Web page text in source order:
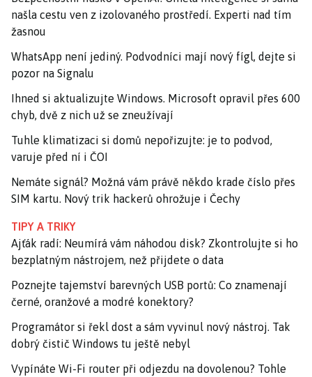
našla cestu ven z izolovaného prostředí. Experti nad tím
žasnou
WhatsApp není jediný. Podvodníci mají nový fígl, dejte si
pozor na Signalu
Ihned si aktualizujte Windows. Microsoft opravil přes 600
chyb, dvě z nich už se zneužívají
Tuhle klimatizaci si domů nepořizujte: je to podvod,
varuje před ní i ČOI
Nemáte signál? Možná vám právě někdo krade číslo přes
SIM kartu. Nový trik hackerů ohrožuje i Čechy
TIPY A TRIKY
Ajťák radí: Neumírá vám náhodou disk? Zkontrolujte si ho
bezplatným nástrojem, než přijdete o data
Poznejte tajemství barevných USB portů: Co znamenají
černé, oranžové a modré konektory?
Programátor si řekl dost a sám vyvinul nový nástroj. Tak
dobrý čistič Windows tu ještě nebyl
Vypínáte Wi-Fi router při odjezdu na dovolenou? Tohle